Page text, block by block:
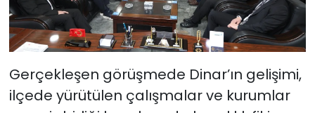
Gerçekleşen görüşmede Dinar’ın gelişimi,
ilçede yürütülen çalışmalar ve kurumlar